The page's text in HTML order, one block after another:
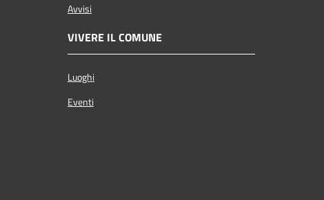
Avvisi
VIVERE IL COMUNE
Luoghi
Eventi